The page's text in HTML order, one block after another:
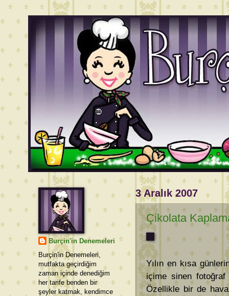
3 Aralık 2007
Çikolata
Yılın en kısa
içime sinen
Özellikle bir de hava
Burçin'in Denemeleri
Burçin'in Denemeleri,
mutfakta geçirdiğim
zaman içinde denediğim
her tarife benden bir
şeyler katmak, kendimce